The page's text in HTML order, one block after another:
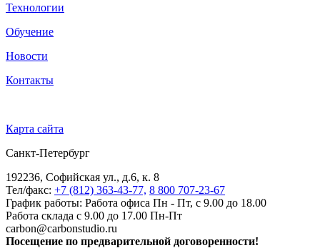
Технологии
Обучение
Новости
Контакты
Карта сайта
Санкт-Петербург
192236, Софийская ул., д.6, к. 8
Тел/факс: +7 (812) 363-43-77, 8 800 707-23-67
График работы: Работа офиса Пн - Пт, с 9.00 до 18.00
Работа склада с 9.00 до 17.00 Пн-Пт
carbon@carbonstudio.ru
Посещение по предварительной договоренности!